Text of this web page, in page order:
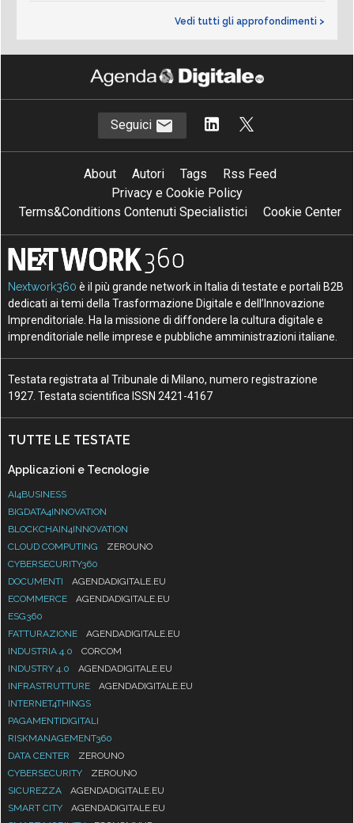
Vedi tutti gli approfondimenti >
Seguici
About Autori Tags
Rss Feed
Privacy e Cookie Policy
Terms&Conditions Contenuti Specialistici
Cookie Center
Nextwork360 è il più grande network in Italia di testate e portali B2B
dedicati ai temi della Trasformazione Digitale e dell’Innovazione
Imprenditoriale. Ha la missione di diffondere la cultura digitale e
imprenditoriale nelle imprese e pubbliche amministrazioni italiane.
Testata registrata al Tribunale di Milano, numero registrazione
1927. Testata scientifica ISSN 2421-4167
TUTTE LE TESTATE
Applicazioni e Tecnologie
AI4BUSINESS
BIGDATA4INNOVATION
BLOCKCHAIN4INNOVATION
CLOUD COMPUTING
ZEROUNO
CYBERSECURITY360
DOCUMENTI
AGENDADIGITALE.EU
ECOMMERCE
AGENDADIGITALE.EU
ESG360
FATTURAZIONE
AGENDADIGITALE.EU
INDUSTRIA 4.0
CORCOM
INDUSTRY 4.0
AGENDADIGITALE.EU
INFRASTRUTTURE
AGENDADIGITALE.EU
INTERNET4THINGS
PAGAMENTIDIGITALI
RISKMANAGEMENT360
DATA CENTER
ZEROUNO
CYBERSECURITY
ZEROUNO
SICUREZZA
AGENDADIGITALE.EU
SMART CITY
AGENDADIGITALE.EU